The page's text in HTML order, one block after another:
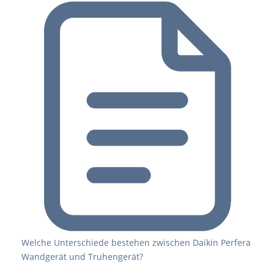
Welche Unterschiede bestehen zwischen Daikin Perfera
Wandgerät und Truhengerät?